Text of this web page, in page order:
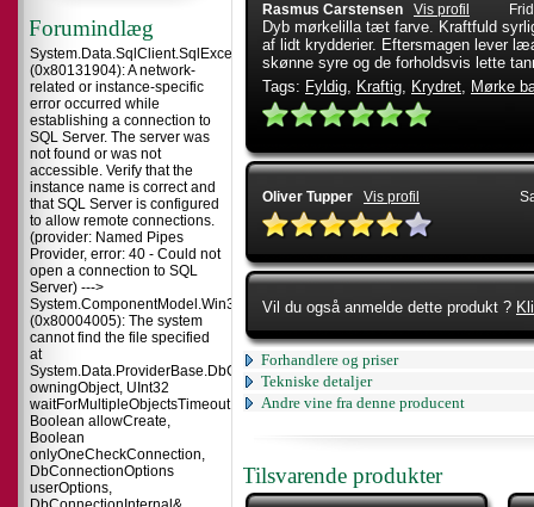
Forumindlæg
System.Data.SqlClient.SqlException
(0x80131904): A network-
related or instance-specific
error occurred while
establishing a connection to
SQL Server. The server was
not found or was not
accessible. Verify that the
instance name is correct and
that SQL Server is configured
to allow remote connections.
(provider: Named Pipes
Provider, error: 40 - Could not
open a connection to SQL
Server) --->
System.ComponentModel.Win32Exception
(0x80004005): The system
cannot find the file specified
at
owningObject, UInt32
waitForMultipleObjectsTimeout,
Boolean allowCreate,
Boolean
onlyOneCheckConnection,
DbConnectionOptions
userOptions,
Rasmus Carstensen Vis profil
Dyb mørkelilla tæt farve. Kraftfuld
af lidt krydderier. Eftersmagen
skønne syre og de forholdsvis lette
Tags: Fyldig, Kraftig, Krydret, Mørke
Oliver Tupper Vis profil
Vil du også anmelde dette produkt ?
Forhandlere og priser
Tekniske detaljer
Andre vine fra denne producent
Tilsvarende produkter